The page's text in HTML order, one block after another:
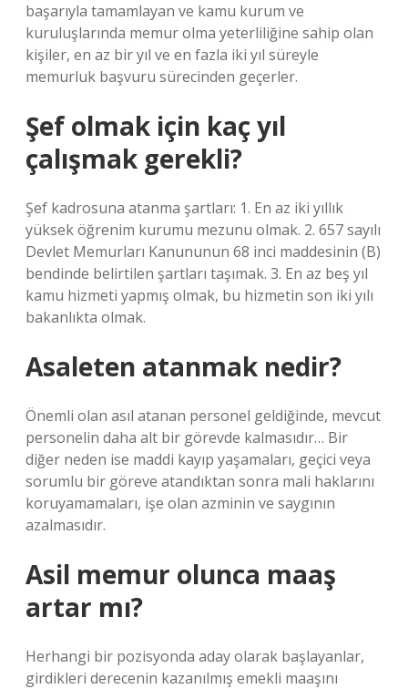
başarıyla tamamlayan ve kamu kurum ve
kuruluşlarında memur olma yeterliliğine sahip olan
kişiler, en az bir yıl ve en fazla iki yıl süreyle
memurluk başvuru sürecinden geçerler.
Şef olmak için kaç yıl
çalışmak gerekli?
Şef kadrosuna atanma şartları: 1. En az iki yıllık
yüksek öğrenim kurumu mezunu olmak. 2. 657 sayılı
Devlet Memurları Kanununun 68 inci maddesinin (B)
bendinde belirtilen şartları taşımak. 3. En az beş yıl
kamu hizmeti yapmış olmak, bu hizmetin son iki yılı
bakanlıkta olmak.
Asaleten atanmak nedir?
Önemli olan asıl atanan personel geldiğinde, mevcut
personelin daha alt bir görevde kalmasıdır… Bir
diğer neden ise maddi kayıp yaşamaları, geçici veya
sorumlu bir göreve atandıktan sonra mali haklarını
koruyamamaları, işe olan azminin ve saygının
azalmasıdır.
Asil memur olunca maaş
artar mı?
Herhangi bir pozisyonda aday olarak başlayanlar,
girdikleri derecenin kazanılmış emekli maaşını